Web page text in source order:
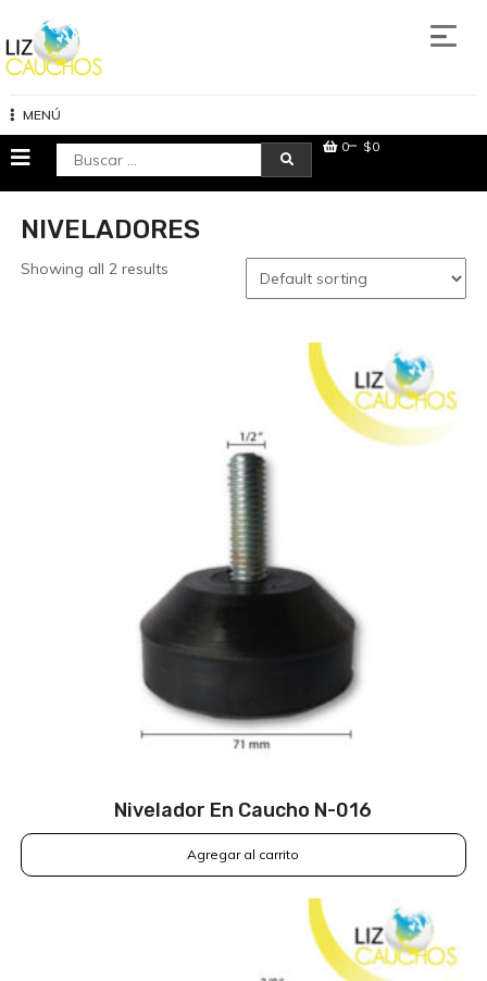
contenido
MENÚ
Buscar: 0 $0
NIVELADORES
Showing all 2 results
Nivelador En Caucho N-016
Agregar al carrito